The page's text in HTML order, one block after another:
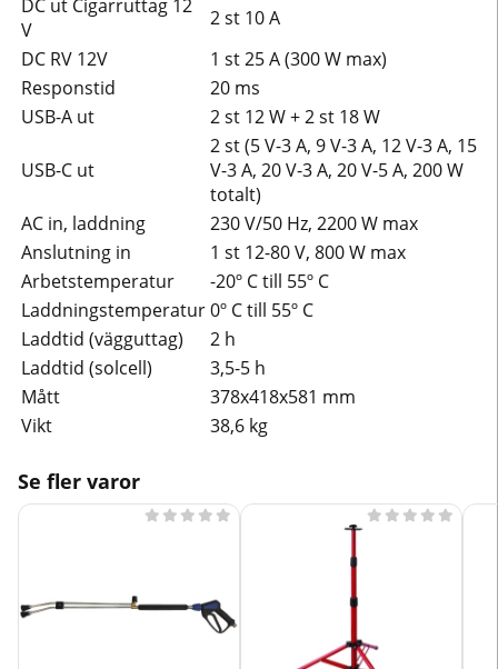
DC ut Cigarruttag 12
V
2 st 10 A
DC RV 12V
1 st 25 A (300 W max)
Responstid
20 ms
USB-A ut
2 st 12 W + 2 st 18 W
USB-C ut
2 st (5 V-3 A, 9 V-3 A, 12 V-3 A, 15
V-3 A, 20 V-3 A, 20 V-5 A, 200 W
totalt)
AC in, laddning
230 V/50 Hz, 2200 W max
Anslutning in
1 st 12-80 V, 800 W max
Arbetstemperatur
-20º C till 55º C
Laddningstemperatur0º C till 55º C
Laddtid (vägguttag)
2 h
Laddtid (solcell)
3,5-5 h
Mått
378x418x581 mm
Vikt
38,6 kg
Se fler varor
         